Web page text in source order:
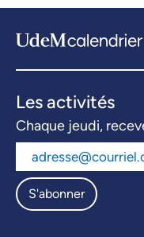
Les activités
Chaque jeudi,
S'abonner